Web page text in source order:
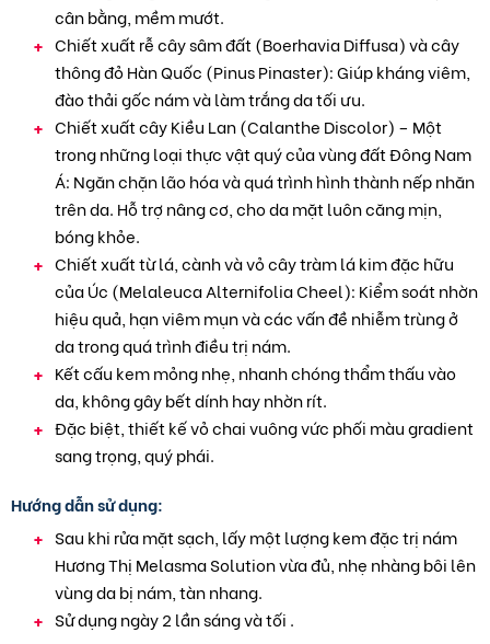
cân bằng, mềm mướt.
Chiết xuất rễ cây sâm đất (Boerhavia Diffusa) và cây
thông đỏ Hàn Quốc (Pinus Pinaster): Giúp kháng viêm,
đào thải gốc nám và làm trắng da tối ưu.
Chiết xuất cây Kiều Lan (Calanthe Discolor) – Một
trong những loại thực vật quý của vùng đất Đông Nam
Á: Ngăn chặn lão hóa và quá trình hình thành nếp nhăn
trên da. Hỗ trợ nâng cơ, cho da mặt luôn căng mịn,
bóng khỏe.
Chiết xuất từ lá, cành và vỏ cây tràm lá kim đặc hữu
của Úc (Melaleuca Alternifolia Cheel): Kiểm soát nhờn
hiệu quả, hạn viêm mụn và các vấn đề nhiễm trùng ở
da trong quá trình điều trị nám.
Kết cấu kem mỏng nhẹ, nhanh chóng thẩm thấu vào
da, không gây bết dính hay nhờn rít.
Đặc biệt, thiết kế vỏ chai vuông vức phối màu gradient
sang trọng, quý phái.
Hướng dẫn sử dụng:
Sau khi rửa mặt sạch, lấy một lượng kem đặc trị nám
Hương Thị Melasma Solution vừa đủ, nhẹ nhàng bôi lên
vùng da bị nám, tàn nhang.
Sử dụng ngày 2 lần sáng và tối .